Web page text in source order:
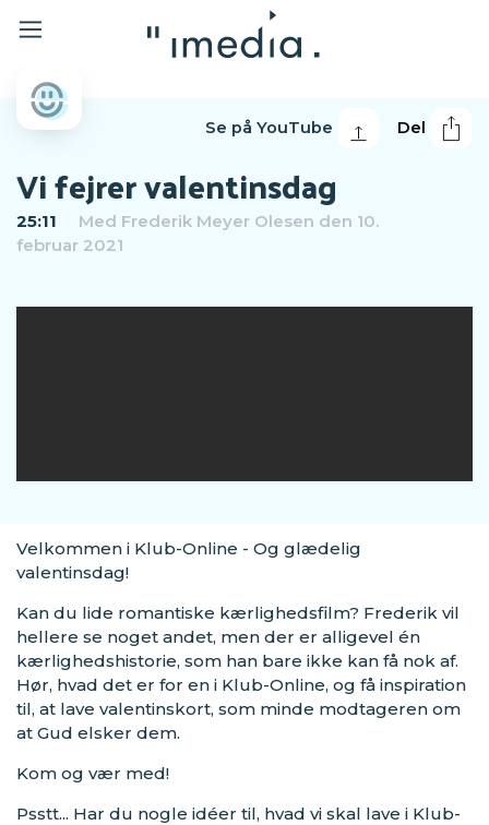
Del
Se på YouTube
Vi fejrer valentinsdag
25:11 Med Frederik Meyer Olesen den 10.
februar 2021
Velkommen i Klub-Online - Og glædelig
valentinsdag!
Kan du lide romantiske kærlighedsfilm? Frederik vil
hellere se noget andet, men der er alligevel én
kærlighedshistorie, som han bare ikke kan få nok af.
Hør, hvad det er for en i Klub-Online, og få inspiration
til, at lave valentinskort, som minde modtageren om
at Gud elsker dem.
Kom og vær med!
Psstt... Har du nogle idéer til, hvad vi skal lave i Klub-